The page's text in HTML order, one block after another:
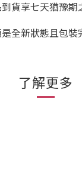
貨享七天猶豫
全新狀態且包裝
了解更多